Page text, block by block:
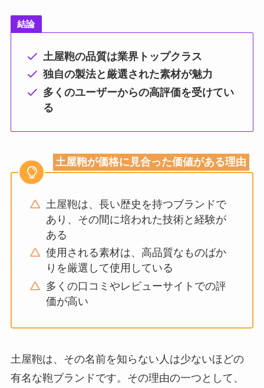
結論
土屋鞄の品質は業界トップクラス
独自の製法と厳選された素材が魅力
多くのユーザーからの高評価を受けてい
る
土屋鞄が価格に見合った価値がある理由
土屋鞄は、長い歴史を持つブランドで
あり、その間に培われた技術と経験が
ある
使用される素材は、高品質なものばか
りを厳選して使用している
多くの口コミやレビューサイトでの評
価が高い
土屋鞄は、その名前を知らない人は少ないほどの
有名な鞄ブランドです。その理由の一つとして、